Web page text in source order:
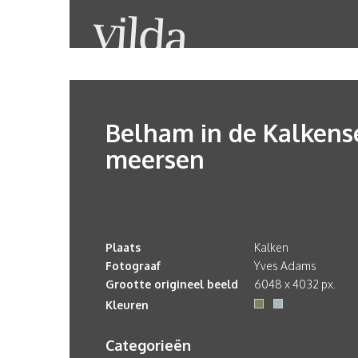
Belham in de
meersen
Plaats
Kalken
Fotograaf
Yves Adams
Grootte origineel beeld
6048 x 4032 px.
Kleuren
Categorieën